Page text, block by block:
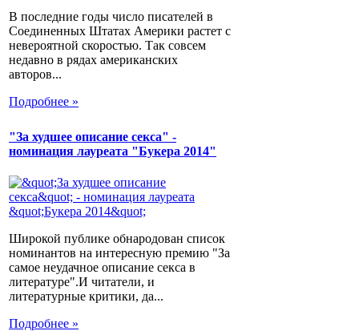
В последние годы число писателей в
Соединенных Штатах Америки растет с
невероятной скоростью. Так совсем
недавно в рядах американских
авторов...
Подробнее »
"За худшее описание секса" -
номинация лауреата "Букера 2014"
Широкой публике обнародован список
номинантов на интересную премию "За
самое неудачное описание секса в
литературе".И читатели, и
литературные критики, да...
Подробнее »